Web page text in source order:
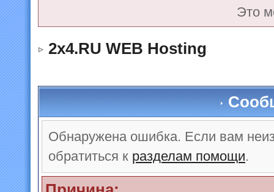
Это
2x4.RU WEB Hosting
Обнаружена ошибка. Если вам
обратиться к разделам помощи.